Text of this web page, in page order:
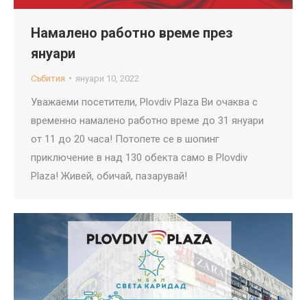
Намалено работно време през
януари
Събития януари 10, 2022
Уважаеми посетители, Plovdiv Plaza Ви очаква с
временно намалено работно време до 31 януари
от 11 до 20 часа! Потопете се в шопинг
приключение в над 130 обекта само в Plovdiv
Plaza! Живей, обичай, пазарувай!